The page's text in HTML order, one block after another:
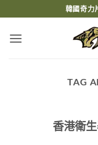
to
content
韓國奇力
TAG
香港衛